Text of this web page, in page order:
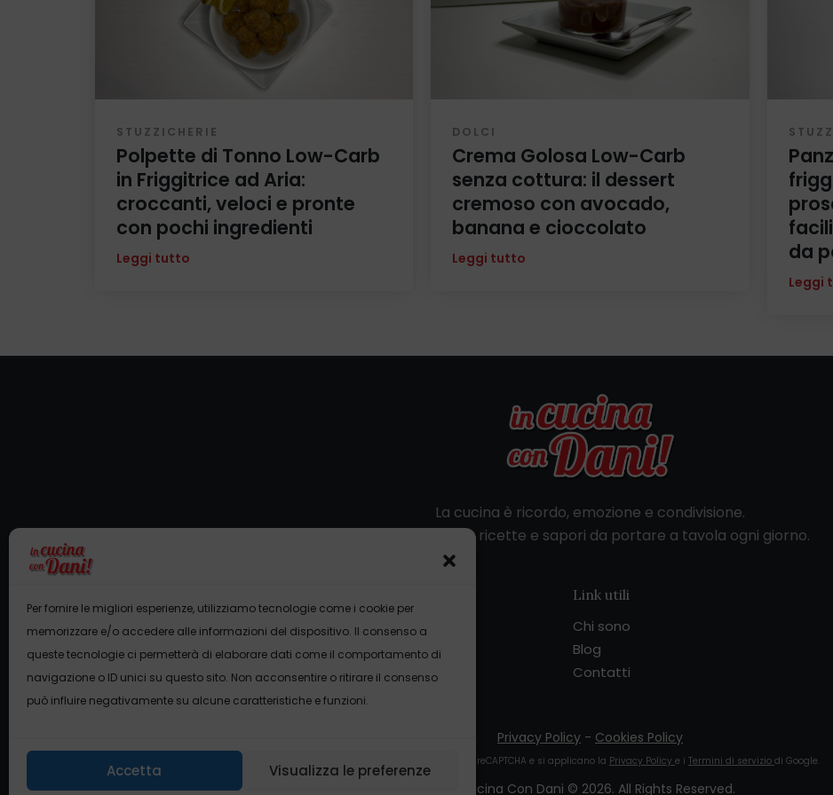
Per fornire le migliori esperienze, utilizziamo tecnologie come i cookie per
memorizzare e/o accedere alle informazioni del dispositivo. Il consenso a
queste tecnologie ci permetterà di elaborare dati come il comportamento di
navigazione o ID unici su questo sito. Non acconsentire o ritirare il consenso
può influire negativamente su alcune caratteristiche e funzioni.
Accetta Visualizza le preferenze
STUZZICHERIE
Polpette di Tonno Low-Carb
in Friggitrice ad Aria:
croccanti, veloci e pronte
con pochi ingredienti
Leggi tutto
DOLCI
Crema Golosa Low-Carb
senza cottura: il dessert
cremoso con avocado,
banana e cioccolato
Leggi tutto
da
Leggi
La cucina è ricordo, emozione e condivisione.
Qui trovi storie, ricette e sapori da portare a tavola ogni giorno.
Email: dani@incucinacondani.it
Telefono: 06 2112 9008
WhatsApp:351 368 0351
Link utili
Chi sono
Blog
Contatti
Privacy Policy - Cookies Policy
Questo sito è protetto da reCAPTCHA e si applicano la Privacy Policy e i Termini di servizio di Google.
In Cucina Con Dani © 2026. All Rights Reserved.